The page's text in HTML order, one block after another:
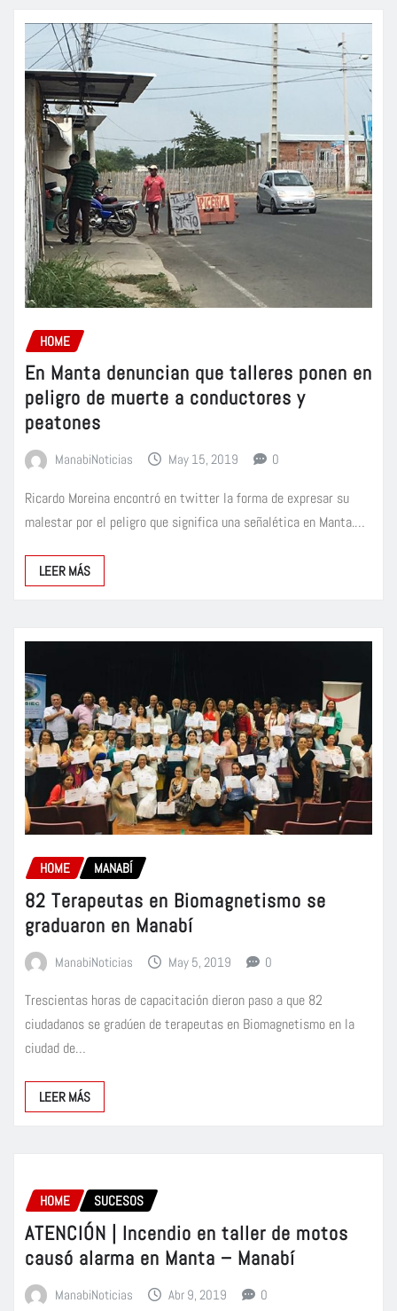
HOME
En Manta denuncian que talleres ponen en
peligro de muerte a conductores y
peatones
ManabiNoticias May 15, 2019 0
Ricardo Moreina encontró en twitter la forma de expresar su
malestar por el peligro que significa una señalética en Manta.…
LEER MÁS
HOME MANABÍ
82 Terapeutas en Biomagnetismo se
graduaron en Manabí
ManabiNoticias May 5, 2019 0
Trescientas horas de capacitación dieron paso a que 82
ciudadanos se gradúen de terapeutas en Biomagnetismo en la
ciudad de…
LEER MÁS
HOME SUCESOS
ATENCIÓN | Incendio en taller de motos
causó alarma en Manta – Manabí
ManabiNoticias Abr 9, 2019 0